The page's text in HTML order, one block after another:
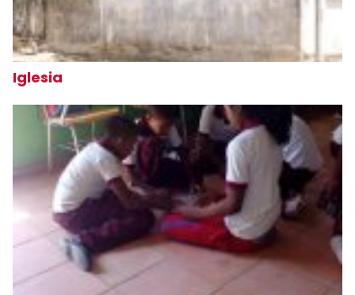
Iglesia